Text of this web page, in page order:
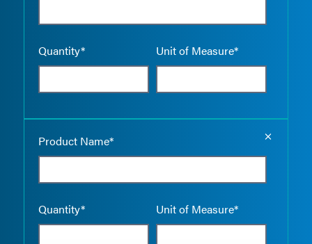
Quantity* Unit of Measure*
Product Name*
Quantity* Unit of Measure*